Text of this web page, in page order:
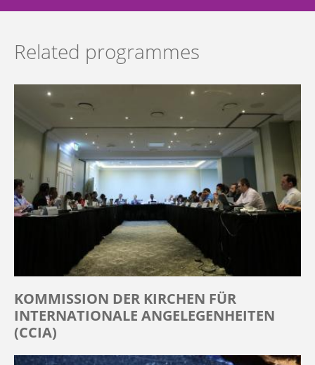
Related programmes
KOMMISSION DER KIRCHEN FÜR
INTERNATIONALE ANGELEGENHEITEN
(CCIA)